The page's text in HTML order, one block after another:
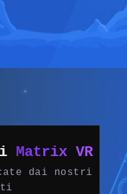
Matrix VR
dai nostri